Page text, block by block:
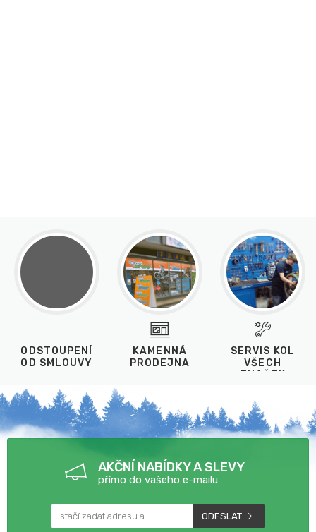
ODSTOUPENÍ
OD SMLOUVY
KAMENNÁ
PRODEJNA
SERVIS KOL
VŠECH
ZNAČEK
AKČNÍ NABÍDKY A SLEVY
přímo do vašeho e-mailu
ODESLAT